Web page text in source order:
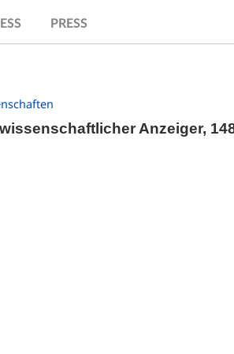
PRESS
Anzeiger,